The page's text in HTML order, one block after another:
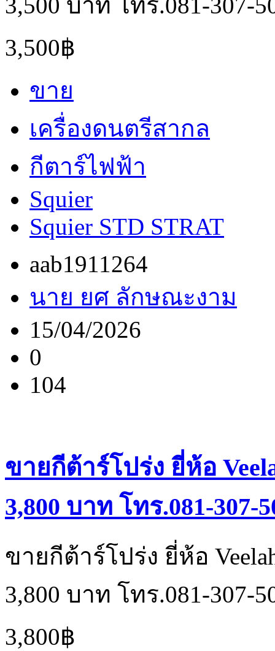
3,500฿
ขาย
เครื่องดนตรีสากล
กีตาร์ไฟฟ้า
Squier
Squier STD STRAT
aab1911264
นาย ยศ ลักษณะงาม
15/04/2026
0
104
ขายกีต้าร์โปร่ง ยี่ห้อ
3,800 บาท โทร.081-307-
ขายกีต้าร์โปร่ง ยี่ห้อ
3,800 บาท โทร.081-307-
3,800฿